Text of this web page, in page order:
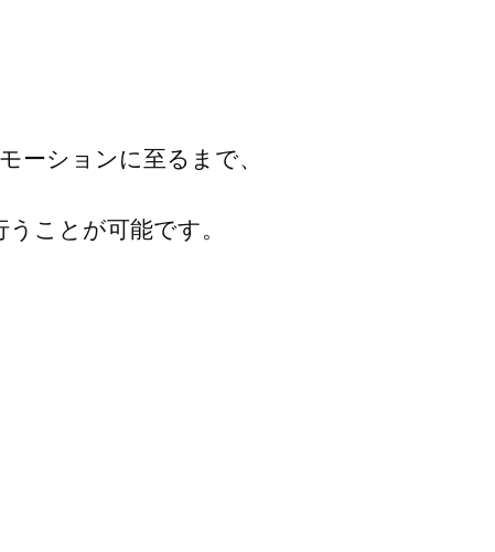
ーションに至るまで、
ことが可能です。